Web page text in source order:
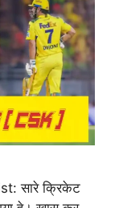
सारे क्रिकेट